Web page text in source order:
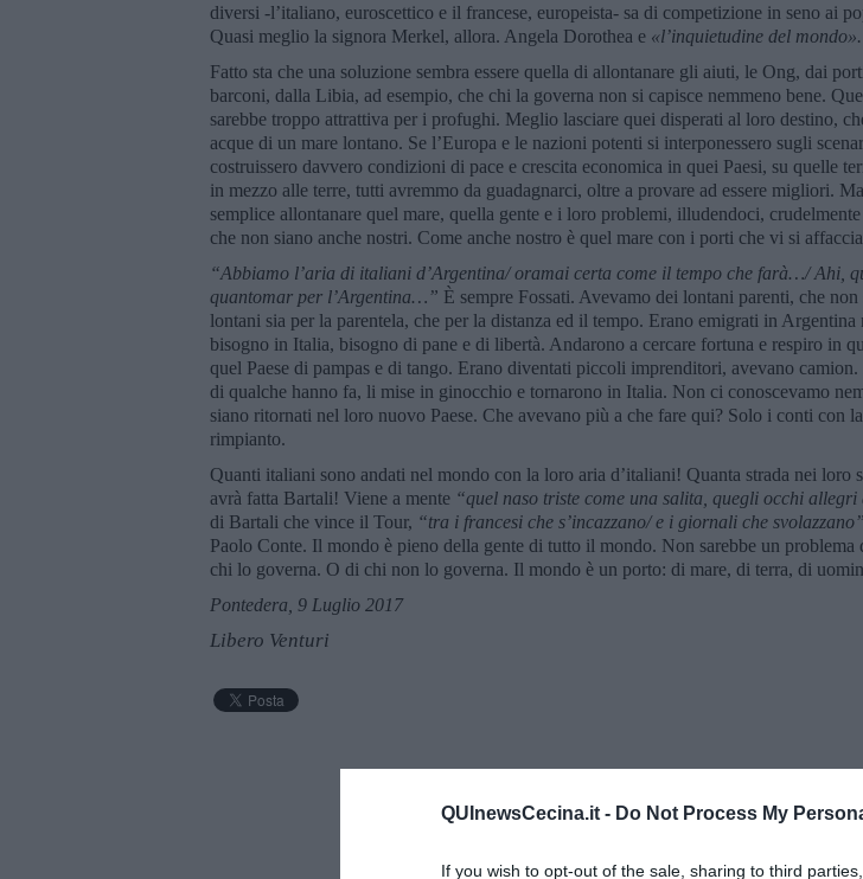
QUInewsCecina.it - Do Not Process My
If you wish to opt-out of the sale, sharing to third
diversi -l’italiano, euroscettico e il francese, europeista- sa di competizione in seno ai
Quasi meglio la signora Merkel, allora. Angela Dorothea e «l’inquietudine del mondo».
Fatto sta che una soluzione sembra essere quella di allontanare gli aiuti, le Ong, dai
barconi, dalla Libia, ad esempio, che chi la governa non si capisce nemmeno bene.
sarebbe troppo attrattiva per i profughi. Meglio lasciare quei disperati al loro destino,
acque di un mare lontano. Se l’Europa e le nazioni potenti si interponessero sugli
costruissero davvero condizioni di pace e crescita economica in quei Paesi, su quelle
in mezzo alle terre, tutti avremmo da guadagnarci, oltre a provare ad essere migliori.
semplice allontanare quel mare, quella gente e i loro problemi, illudendoci, crudelmente
che non siano anche nostri. Come anche nostro è quel mare con i porti che vi si
“Abbiamo l’aria di italiani d’Argentina/ oramai certa come il tempo che farà…/ Ahi,
quantomar per l’Argentina…” È sempre Fossati. Avevamo dei lontani parenti, che non
lontani sia per la parentela, che per la distanza ed il tempo. Erano emigrati in Argentina
bisogno in Italia, bisogno di pane e di libertà. Andarono a cercare fortuna e respiro in
quel Paese di pampas e di tango. Erano diventati piccoli imprenditori, avevano
di qualche hanno fa, li mise in ginocchio e tornarono in Italia. Non ci conoscevamo
siano ritornati nel loro nuovo Paese. Che avevano più a che fare qui? Solo i conti con
rimpianto.
Quanti italiani sono andati nel mondo con la loro aria d’italiani! Quanta strada nei loro
avrà fatta Bartali! Viene a mente “quel naso triste come una salita, quegli occhi
di Bartali che vince il Tour, “tra i francesi che s’incazzano/ e i giornali che
Paolo Conte. Il mondo è pieno della gente di tutto il mondo. Non sarebbe un problema
chi lo governa. O di chi non lo governa. Il mondo è un porto: di mare, di terra, di
Pontedera, 9 Luglio 2017
Libero Venturi